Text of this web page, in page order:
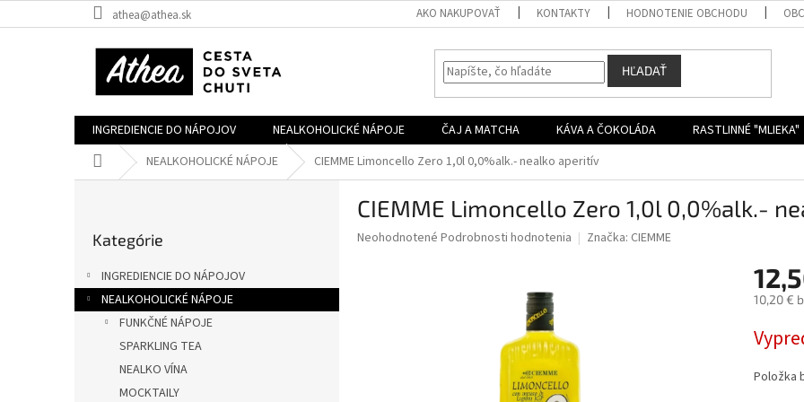
na
athea@athea.sk AKO NAKUPOVAŤ KONTAKTY HODNOTENIE OBCHODU
HĽADAŤ
INGREDIENCIE DO NÁPOJOV NEALKOHOLICKÉ NÁPOJE ČAJ A MATCHA KÁVA A ČOKOLÁDA RASTLINNÉ "MLIEKA"
DomovNEALKOHOLICKÉ NÁPOJE CIEMME Limoncello Zero 1,0l 0,0%alk.- nealko aperitív
p
a
kategórie
Kategórie
INGREDIENCIE DO NÁPOJOV
NEALKOHOLICKÉ NÁPOJE
FUNKČNÉ NÁPOJE
SPARKLING TEA
NEALKO VÍNA
MOCKTAILY
CIEMME Limoncello Zero 1,0l 0,0%alk.-
Priemerné
Neohodnotené Podrobnosti hodnotenia Značka: CIEMME
10,20 €
cena:
Položka